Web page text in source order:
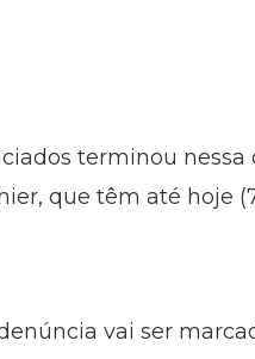
terminou nessa
que têm até hoje
vai ser